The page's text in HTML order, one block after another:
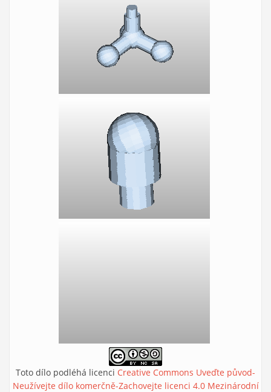
Toto dílo podléhá licenci Creative Commons Uveďte původ-
Neužívejte dílo komerčně-Zachovejte licenci 4.0 Mezinárodní